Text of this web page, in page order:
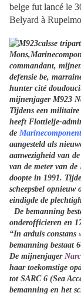
belge fut lancé le
Belyard à
mijnenjager M923
Tijdens een
heeft Flottielje-
de
aangesteld als
aanwezigheid van
van de meter van
doopte in 1991.
scheepsbel
eindigde de
De bemanning
onderofficieren en
“In arduis constans
bemanning bestaat
De mijnenjager
haar toekomstige
tot SARC 6 (Sea
bemanning en het